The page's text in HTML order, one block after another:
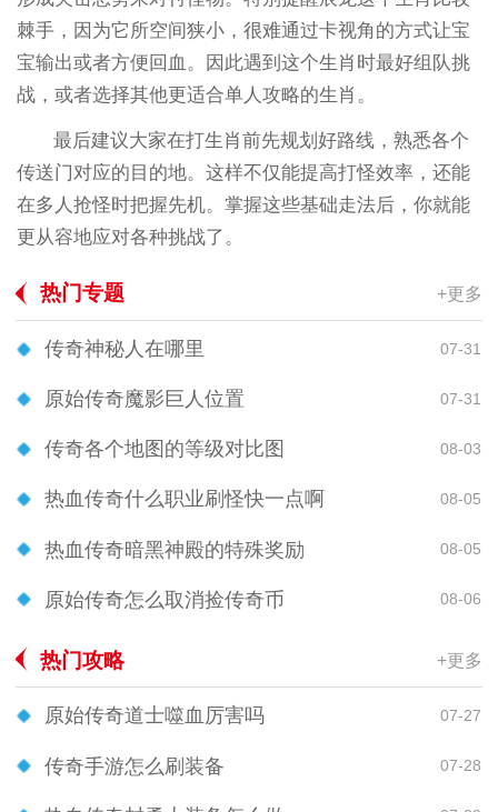
棘手，因为它所空间狭小，很难通过卡视角的方式让宝
宝输出或者方便回血。因此遇到这个生肖时最好组队挑
战，或者选择其他更适合单人攻略的生肖。
最后建议大家在打生肖前先规划好路线，熟悉各个
传送门对应的目的地。这样不仅能提高打怪效率，还能
在多人抢怪时把握先机。掌握这些基础走法后，你就能
更从容地应对各种挑战了。
热门专题 +更多
传奇神秘人在哪里 07-31
原始传奇魔影巨人位置 07-31
传奇各个地图的等级对比图 08-03
热血传奇什么职业刷怪快一点啊 08-05
热血传奇暗黑神殿的特殊奖励 08-05
原始传奇怎么取消捡传奇币 08-06
热门攻略 +更多
原始传奇道士噬血厉害吗 07-27
传奇手游怎么刷装备 07-28